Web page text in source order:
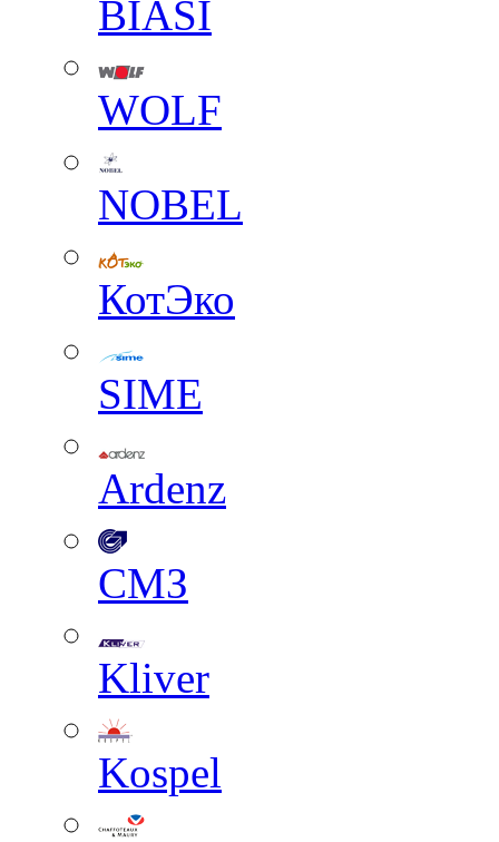
BIASI
WOLF
NOBEL
КотЭко
SIME
Ardenz
СМЗ
Kliver
Kospel